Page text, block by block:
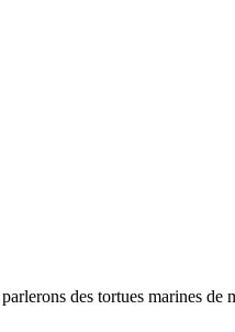
des tortues marines de